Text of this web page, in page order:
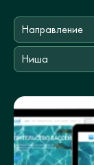
Направление
Ниша